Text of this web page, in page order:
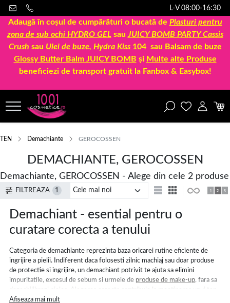
L-V 08:00-16:30
Adaugă în coșul de cumpărături o bucată de Plasturi pentru
zona de sub ochi HYDRO GEL sau JUICY BOMB PARTY Cassis
Crush sau Ulei de buze, Hydra Kiss 104sau Balsam de buze
Glossy Butter Balm JUICY BOMB și Multe alte Produse
beneficiezi de transport gratuit la Fanbox & Easybox!
TEN Demachiante GEROCOSSEN
DEMACHIANTE, GEROCOSSEN
Demachiante, GEROCOSSEN - Alege din cele 2 produse
FILTREAZA 1
Demachiant - esential pentru o
curatare corecta a tenului
Categoria de demachiante reprezinta baza oricarei rutine eficiente de
ingrijire a pielii. Indiferent daca folosesti zilnic machiaj sau doar produse
de protectie si ingrijire, un demachiant potrivit te ajuta sa elimini
impuritatile, excesul de sebum si urmele de produse de make-up, fara sa
curat, confortabil si pregatit pentru pasii urmatori din rutina ta zilnica.
Afiseaza mai mult